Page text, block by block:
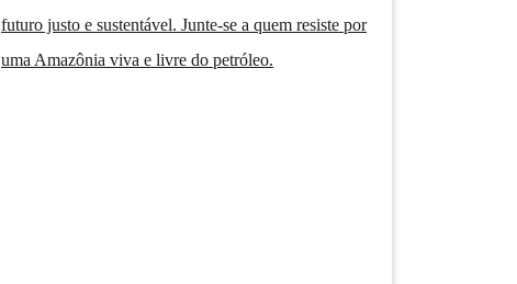
futuro justo e sustentável. Junte-se a quem resiste por
uma Amazônia viva e livre do petróleo.